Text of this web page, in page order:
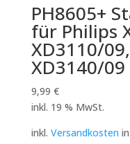
PH8605+
für Philips
XD3110/
XD3140/09
9,99 €
inkl. 19 % MwSt.
inkl. Versandkosten